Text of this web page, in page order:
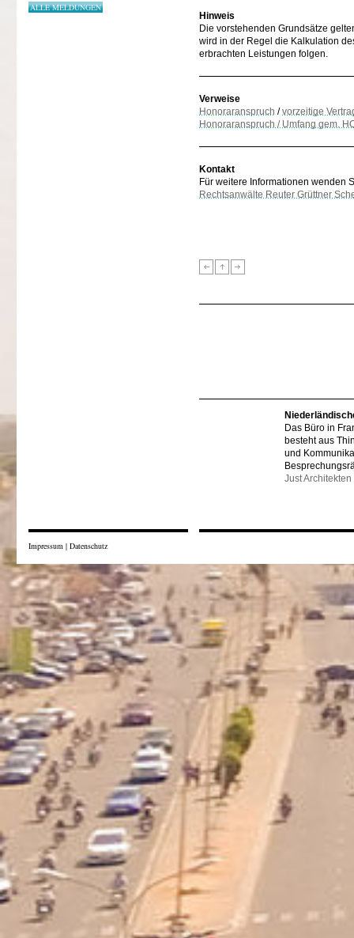
ALLE MELDUNGEN
Hinweis
Die vorstehenden Grundsätze
wird in der Regel die Kalkulation
erbrachten Leistungen folgen.
Verweise
Honoraranspruch /vorzeitige
Honoraranspruch / Umfang gem.
Kontakt
Für weitere Informationen wenden
Rechtsanwälte Reuter Grüttner
Das Büro in
besteht aus
und
Just Architekten
Impressum | Datenschutz